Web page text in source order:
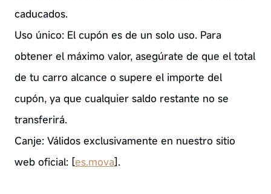
caducados.
Uso único: El cupón es de un solo uso. Para
obtener el máximo valor, asegúrate de que el total
de tu carro alcance o supere el importe del
cupón, ya que cualquier saldo restante no se
transferirá.
Canje: Válidos exclusivamente en nuestro sitio
web oficial: [es.mova].